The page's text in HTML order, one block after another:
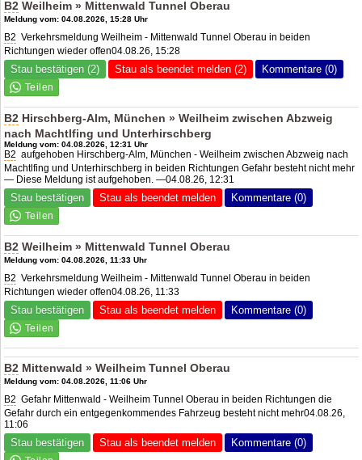
B2 Weilheim » Mittenwald Tunnel Oberau
Meldung vom: 04.08.2026, 15:28 Uhr
B2 Verkehrsmeldung Weilheim - Mittenwald Tunnel Oberau in beiden
Richtungen wieder offen04.08.26, 15:28
Stau bestätigen (2) Stau als beendet melden (2) Kommentare (0)
B2 Hirschberg-Alm, München » Weilheim zwischen Abzweig
nach Machtlfing und Unterhirschberg
Meldung vom: 04.08.2026, 12:31 Uhr
B2 aufgehoben Hirschberg-Alm, München - Weilheim zwischen Abzweig nach
Machtlfing und Unterhirschberg in beiden Richtungen Gefahr besteht nicht mehr
— Diese Meldung ist aufgehoben. —04.08.26, 12:31
Stau bestätigen Stau als beendet melden Kommentare (0)
B2 Weilheim » Mittenwald Tunnel Oberau
Meldung vom: 04.08.2026, 11:33 Uhr
B2 Verkehrsmeldung Weilheim - Mittenwald Tunnel Oberau in beiden
Richtungen wieder offen04.08.26, 11:33
Stau bestätigen Stau als beendet melden Kommentare (0)
B2 Mittenwald » Weilheim Tunnel Oberau
Meldung vom: 04.08.2026, 11:06 Uhr
B2 Gefahr Mittenwald - Weilheim Tunnel Oberau in beiden Richtungen die
Gefahr durch ein entgegenkommendes Fahrzeug besteht nicht mehr04.08.26,
11:06
Stau bestätigen Stau als beendet melden Kommentare (0)